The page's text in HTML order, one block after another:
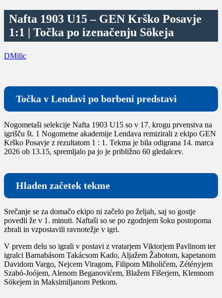
Nafta 1903 U15 – GEN Krško Posavje
1:1 | Točka po izenačenju Sökeja
DMilic
Točka v Lendavi po borbeni predstavi
Nogometaši selekcije Nafta 1903 U15 so v 17. krogu prvenstva na
igrišču št. 1 Nogometne akademije Lendava remizirali z ekipo GEN
Krško Posavje z rezultatom 1 : 1. Tekma je bila odigrana 14. marca
2026 ob 13.15, spremljalo pa jo je približno 60 gledalcev.
Hladen začetek tekme
Srečanje se za domačo ekipo ni začelo po željah, saj so gostje
povedli že v 1. minuti. Naftaši so se po zgodnjem šoku postopoma
zbrali in vzpostavili ravnotežje v igri.
V prvem delu so igrali v postavi z vratarjem Viktorjem Pavlinom ter
igralci Barnabásom Takácsom Kado, Aljažem Žabotom, kapetanom
Davidom Vargo, Nejcem Viragom, Filipom Miholičem, Zétényjem
Szabó-Joójem, Alenom Beganovićem, Blažem Fišerjem, Klemnom
Sökejem in Maksimiljanom Petkom.